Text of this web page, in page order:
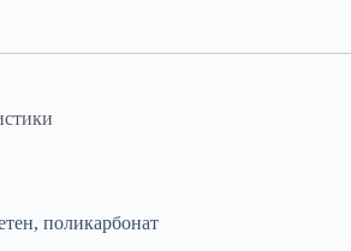
поликарбонат